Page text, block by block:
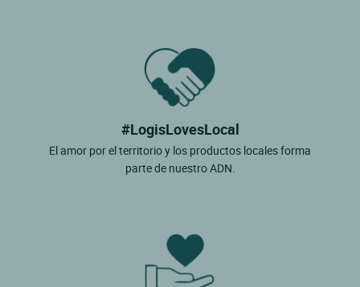
#LogisLovesLocal
El amor por el territorio y los productos locales forma
parte de nuestro ADN.